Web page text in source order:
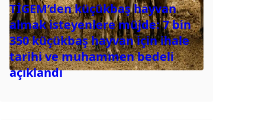
TİGEM’den küçükbaş hayvan
almak isteyenlere müjde: 7 bin
350 küçükbaş hayvan için ihale
tarihi ve muhammen bedeli
açıklandı